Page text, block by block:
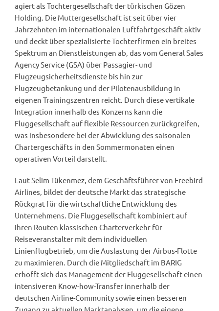
agiert als Tochtergesellschaft der türkischen Gözen
Holding. Die Muttergesellschaft ist seit über vier
Jahrzehnten im internationalen Luftfahrtgeschäft aktiv
und deckt über spezialisierte Tochterfirmen ein breites
Spektrum an Dienstleistungen ab, das vom General Sales
Agency Service (GSA) über Passagier- und
Flugzeugsicherheitsdienste bis hin zur
Flugzeugbetankung und der Pilotenausbildung in
eigenen Trainingszentren reicht. Durch diese vertikale
Integration innerhalb des Konzerns kann die
Fluggesellschaft auf flexible Ressourcen zurückgreifen,
was insbesondere bei der Abwicklung des saisonalen
Chartergeschäfts in den Sommermonaten einen
operativen Vorteil darstellt.
Laut Selim Tükenmez, dem Geschäftsführer von Freebird
Airlines, bildet der deutsche Markt das strategische
Rückgrat für die wirtschaftliche Entwicklung des
Unternehmens. Die Fluggesellschaft kombiniert auf
ihren Routen klassischen Charterverkehr für
Reiseveranstalter mit dem individuellen
Linienflugbetrieb, um die Auslastung der Airbus-Flotte
zu maximieren. Durch die Mitgliedschaft im BARIG
erhofft sich das Management der Fluggesellschaft einen
intensiveren Know-how-Transfer innerhalb der
deutschen Airline-Community sowie einen besseren